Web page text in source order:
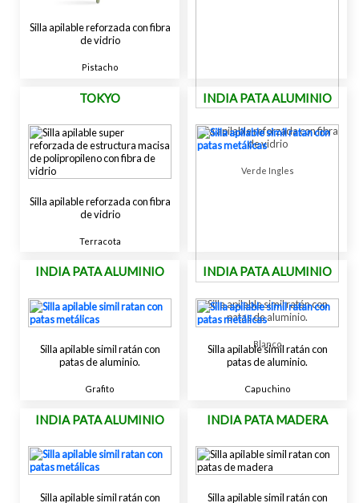
Silla apilable reforzada con fibra
de vidrio
Pistacho
Silla apilable reforzada con fibra
de vidrio
Verde Ingles
TOKYO
Silla apilable reforzada con fibra
de vidrio
Terracota
INDIA PATA ALUMINIO
Silla apilable simil ratán con
patas de aluminio.
Blanco
INDIA PATA ALUMINIO
Silla apilable simil ratán con
patas de aluminio.
Grafito
INDIA PATA ALUMINIO
Silla apilable simil ratán con
patas de aluminio.
Capuchino
INDIA PATA ALUMINIO
Silla apilable simil ratán con
INDIA PATA MADERA
Silla apilable simil ratán con